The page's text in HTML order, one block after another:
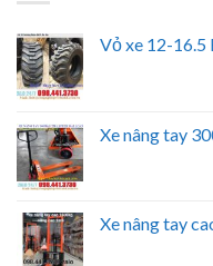
Vỏ xe 12-
Xe nâng tay
Xe nâng tay